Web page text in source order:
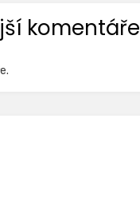
komentáře